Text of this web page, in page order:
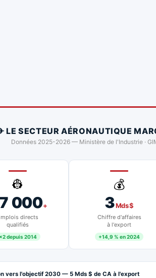
LE SECTEUR AÉRONAUTIQUE
Données 2025-2026 — Ministère de l'Industrie ·
👷
000+
directs
qualifiés
×2 depuis 2014
💰
3Mds $
Chiffre d'affaires
à l'export
+14,9 % en 2024
vers l'objectif 2030 — 5 Mds $ de CA à l'export